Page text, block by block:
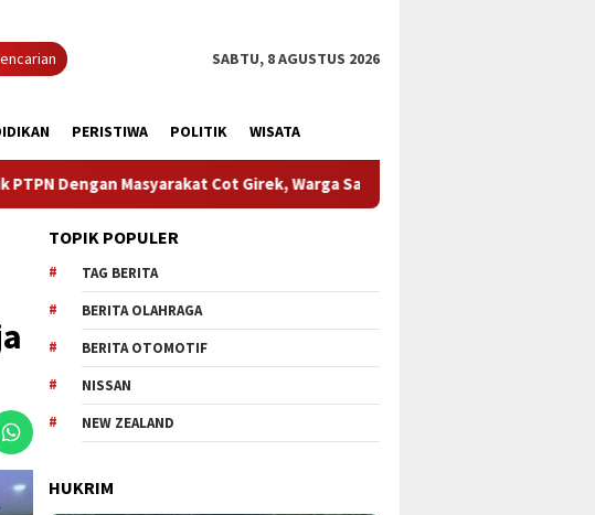
SABTU, 8 AGUSTUS 2026
PERISTIWA POLITIK WISATA
Cot Girek, Warga Sampaikan Apresiasi
TOPIK POPULER
TAG BERITA
BERITA OLAHRAGA
BERITA OTOMOTIF
NISSAN
NEW ZEALAND
HUKRIM